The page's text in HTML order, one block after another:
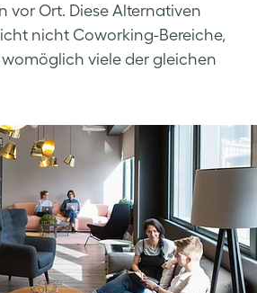
vor Ort. Diese Alternativen
nicht Coworking-Bereiche,
viele der gleichen